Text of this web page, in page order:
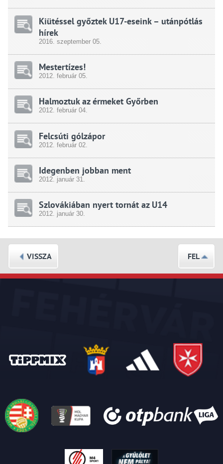
Kiütéssel győztek U17-eseink – utánpótlás
hírek
2016.szeptember05.
Mestertízes!
2012.február 05.
Halmoztuk az érmeket Győrben
2012.február 04.
Felcsúti gólzápor
2012.február 02.
Idegenben jobban ment
2012.január31.
Szlovákiában nyert tornát az U14
2012.január30.
VISSZA FEL